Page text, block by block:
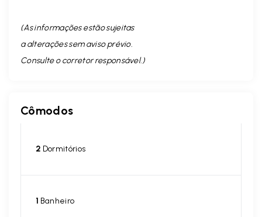
(As informações estão sujeitas
a alterações sem aviso prévio.
Consulte o corretor responsável. )
Cômodos
2 Dormitórios
1 Banheiro